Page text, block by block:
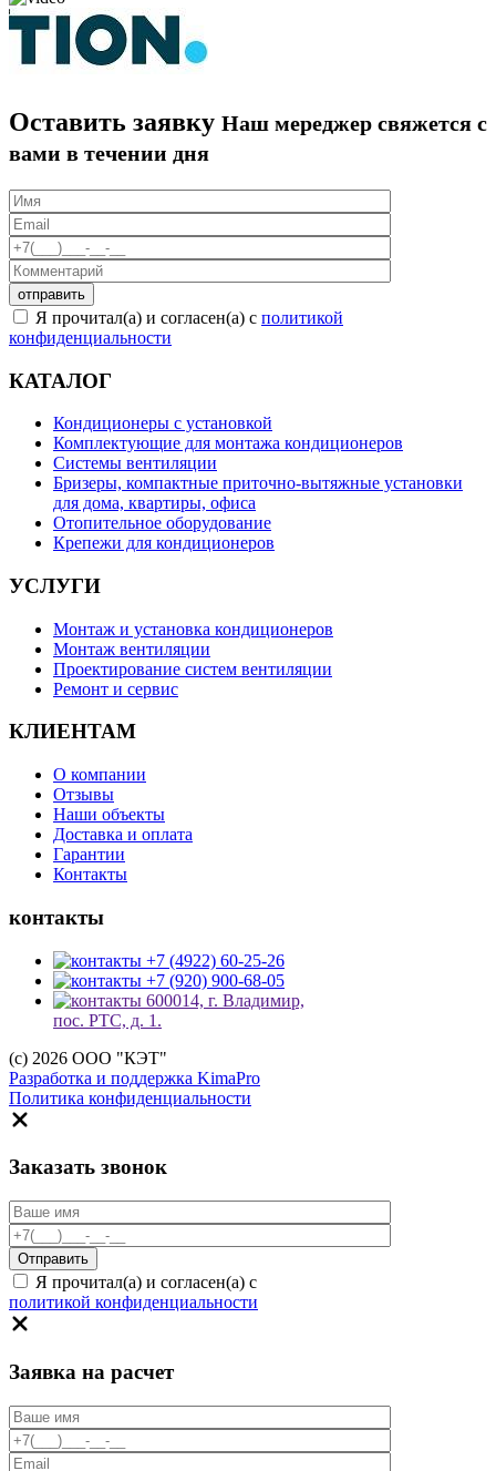
Оставить заявку Наш мереджер свяжется с
вами в течении дня
Я прочитал(а) и согласен(а) с политикой
конфиденциальности
КАТАЛОГ
Кондиционеры с установкой
Комплектующие для монтажа кондиционеров
Системы вентиляции
Бризеры, компактные приточно-вытяжные установки
для дома, квартиры, офиса
Отопительное оборудование
Крепежи для кондиционеров
УСЛУГИ
Монтаж и установка кондиционеров
Монтаж вентиляции
Проектирование систем вентиляции
Ремонт и сервис
КЛИЕНТАМ
О компании
Отзывы
Наши объекты
Доставка и оплата
Гарантии
Контакты
контакты
+7 (4922) 60-25-26
+7 (920) 900-68-05
600014, г. Владимир,
пос. РТС, д. 1.
(c) 2026 ООО "КЭТ"
Разработка и поддержка KimaPro
Политика конфиденциальности
Заказать звонок
Я прочитал(а) и согласен(а) с
политикой конфиденциальности
Заявка на расчет